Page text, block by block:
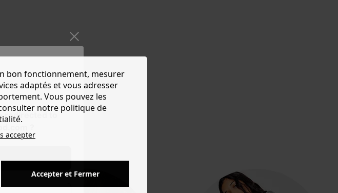
redirected to
5 / 5
bon fonctionnement, mesurer
adaptés et vous adresser
Vous pouvez les
notre politique de
accepter
Accepter et Fermer